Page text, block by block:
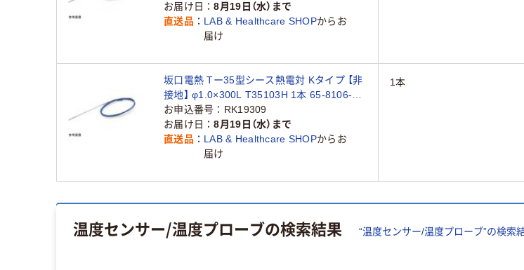
お届け日
8月19日（水）まで
直送品
LAB & Healthcare SHOPからお
届け
坂口電熱 Tー35型シース熱電対 Kタイプ 【非
接地】 φ1.0×300L T35103H 1本 65-8106-
20（直送品）
お申込番号
RK19309
お届け日
8月19日（水）まで
直送品
LAB & Healthcare SHOPからお
届け
1本
温度センサー/温度プローブの検索結果 “温度センサー/温度プローブ”の検索